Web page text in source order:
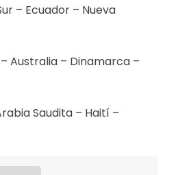
– Ecuador – Nueva
Australia – Dinamarca –
Saudita – Haití –